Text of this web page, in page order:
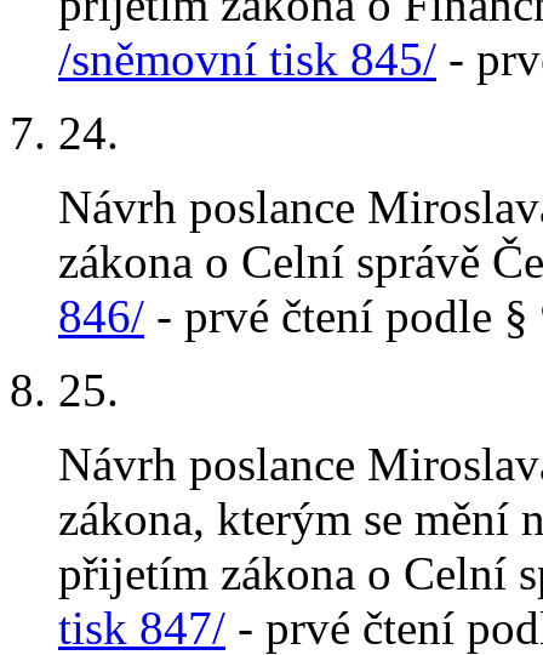
/sněmovní tisk 845/ -
24.
Návrh poslance
zákona o Celní správě
846/ - prvé čtení podle §
25.
Návrh poslance
zákona, kterým se mění
přijetím zákona o Celní
tisk 847/ - prvé čtení